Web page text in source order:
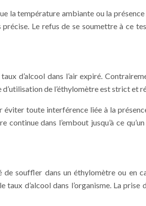
température ambiante ou la
Le refus de se soumettre à ce
d’alcool dans l’air expiré.
de l’éthylomètre est strict et
toute interférence liée à la
dans l’embout jusqu’à ce
souffler dans un éthylomètre ou
d’alcool dans l’organisme. La